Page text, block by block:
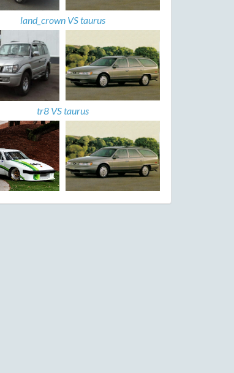
land_crown VS taurus
tr8 VS taurus